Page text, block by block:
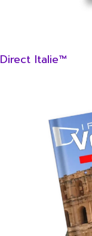
Direct Italie™